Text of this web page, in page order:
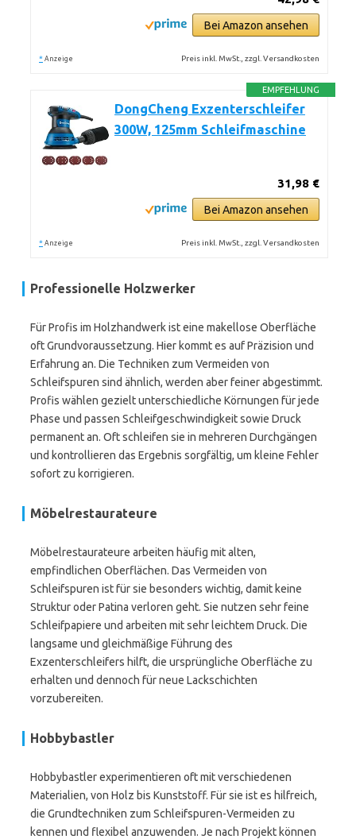
Bei Amazon ansehen
* Anzeige Preis inkl. MwSt., zzgl. Versandkosten
EMPFEHLUNG
DongCheng Exzenterschleifer
300W, 125mm Schleifmaschine
31,98 €
Bei Amazon ansehen
* Anzeige Preis inkl. MwSt., zzgl. Versandkosten
Professionelle Holzwerker
Für Profis im Holzhandwerk ist eine makellose Oberfläche
oft Grundvoraussetzung. Hier kommt es auf Präzision und
Erfahrung an. Die Techniken zum Vermeiden von
Schleifspuren sind ähnlich, werden aber feiner abgestimmt.
Profis wählen gezielt unterschiedliche Körnungen für jede
Phase und passen Schleifgeschwindigkeit sowie Druck
permanent an. Oft schleifen sie in mehreren Durchgängen
und kontrollieren das Ergebnis sorgfältig, um kleine Fehler
sofort zu korrigieren.
Möbelrestaurateure
Möbelrestaurateure arbeiten häufig mit alten,
empfindlichen Oberflächen. Das Vermeiden von
Schleifspuren ist für sie besonders wichtig, damit keine
Struktur oder Patina verloren geht. Sie nutzen sehr feine
Schleifpapiere und arbeiten mit sehr leichtem Druck. Die
langsame und gleichmäßige Führung des
Exzenterschleifers hilft, die ursprüngliche Oberfläche zu
erhalten und dennoch für neue Lackschichten
vorzubereiten.
Hobbybastler
Hobbybastler experimentieren oft mit verschiedenen
Materialien, von Holz bis Kunststoff. Für sie ist es hilfreich,
die Grundtechniken zum Schleifspuren-Vermeiden zu
kennen und flexibel anzuwenden. Je nach Projekt können